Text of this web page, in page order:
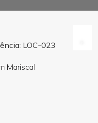
LOC-023